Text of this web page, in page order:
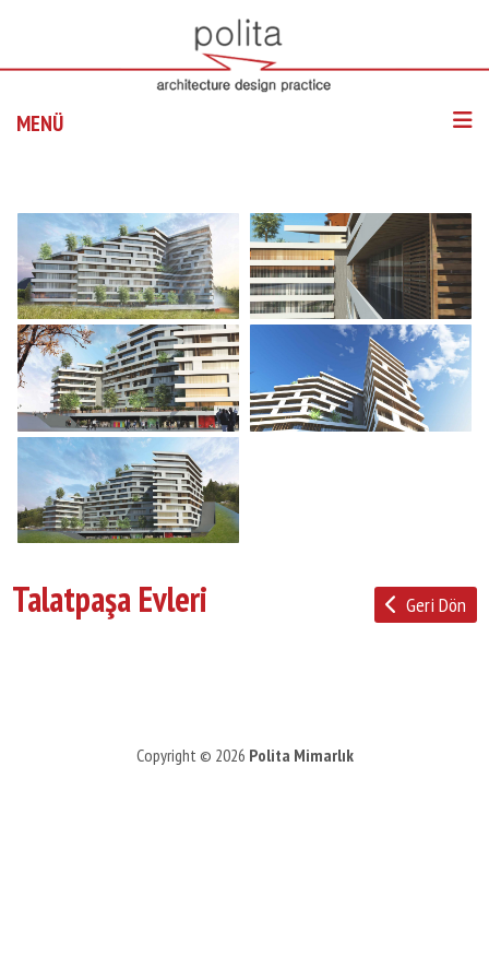
MENÜ
PROJELER
HIZMETLER
BLOG
İLETIŞIM
Geri Dön
Talatpaşa Evleri
Copyright © 2026 Polita Mimarlık